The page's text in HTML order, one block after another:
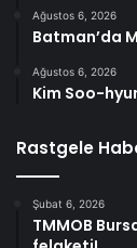
Ağustos 6, 2026
Batman’da
Ağustos 6, 2026
Kim Soo-
Rastgele
Şubat 6, 2026
TMMOB